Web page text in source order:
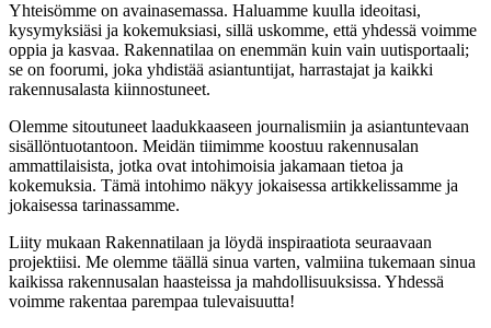
Yhteisömme on avainasemassa. Haluamme kuulla ideoitasi,
kysymyksiäsi ja kokemuksiasi, sillä uskomme, että yhdessä voimme
oppia ja kasvaa. Rakennatilaa on enemmän kuin vain uutisportaali;
se on foorumi, joka yhdistää asiantuntijat, harrastajat ja kaikki
rakennusalasta kiinnostuneet.
Olemme sitoutuneet laadukkaaseen journalismiin ja asiantuntevaan
sisällöntuotantoon. Meidän tiimimme koostuu rakennusalan
ammattilaisista, jotka ovat intohimoisia jakamaan tietoa ja
kokemuksia. Tämä intohimo näkyy jokaisessa artikkelissamme ja
jokaisessa tarinassamme.
Liity mukaan Rakennatilaan ja löydä inspiraatiota seuraavaan
projektiisi. Me olemme täällä sinua varten, valmiina tukemaan sinua
kaikissa rakennusalan haasteissa ja mahdollisuuksissa. Yhdessä
voimme rakentaa parempaa tulevaisuutta!